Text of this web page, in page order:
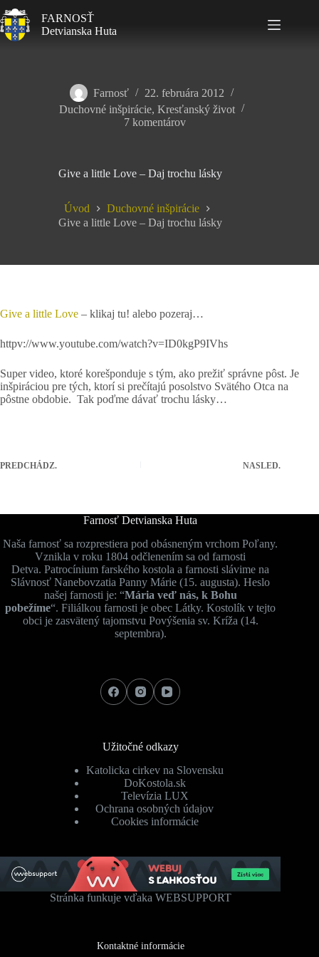
FARNOSŤ
Detvianska Huta
Farnosť
22. februára 2012
Duchovné inšpirácie, Kresťanský život
7 komentárov
Give a little Love – Daj trochu lásky
Úvod
Duchovné inšpirácie
Give a little Love – Daj trochu lásky
Give a little Love – klikaj tu! alebo pozeraj…
httpv://www.youtube.com/watch?v=ID0kgP9IVhs
Super video, ktoré korešponduje s tým, ako prežiť správne pôst. Je
inšpiráciou pre tých, ktorí si prečítajú posolstvo Svätého Otca na
pôstne obdobie. Tak poďme dávať trochu lásky…
PREDCHÁDZ. NASLED.
Farnosť Detvianska Huta
Naša farnosť sa rozprestiera pod obásneným vrchom Poľany.
Vznikla v roku 1804 odčlenením sa od farnosti
Detva. Patrocínium farského kostola a farnosti slávime na
Slávnosť Nanebovzatia Panny Márie (15. augusta). Heslo
našej farnosti je: “Mária veď nás, k Bohu
pobežíme“. Filiálkou farnosti je obec Látky. Kostolík v tejto
obci je zasvätený tajomstvu Povýšenia sv. Kríža (14.
septembra).
Užitočné odkazy
Katolicka cirkev na Slovensku
DoKostola.sk
Televízia LUX
Ochrana osobných údajov
Cookies informácie
Stránka funkuje vďaka WEBSUPPORT
Kontaktné informácie